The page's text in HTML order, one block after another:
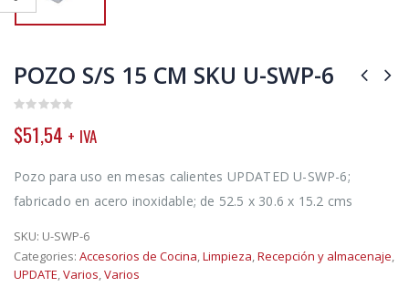
POZO S/S 15 CM SKU U-SWP-6
out
of
$51,54 + IVA
Pozo para uso en mesas calientes UPDATED U-SWP-6;
fabricado en acero inoxidable; de 52.5 x 30.6 x 15.2 cms
SKU: U-SWP-6
Categories: Accesorios de Cocina,Limpieza,Recepción y almacenaje,
UPDATE,Varios,Varios